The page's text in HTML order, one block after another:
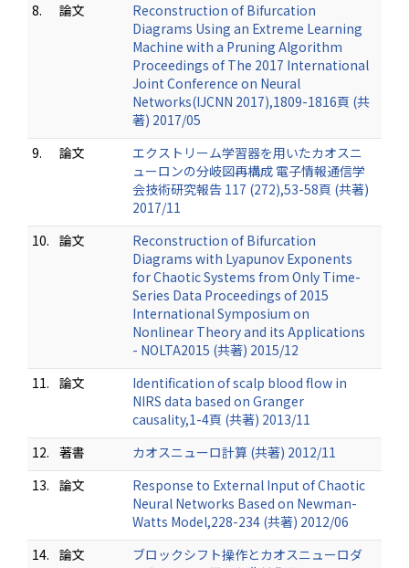
8.
論文
Reconstruction of Bifurcation
Diagrams Using an Extreme Learning
Machine with a Pruning Algorithm
Proceedings of The 2017 International
Joint Conference on Neural
Networks(IJCNN 2017),1809-1816頁 (共
著) 2017/05
9.
論文
エクストリーム学習器を用いたカオスニ
ューロンの分岐図再構成 電子情報通信学
会技術研究報告 117 (272),53-58頁 (共著)
2017/11
10. 論文
Reconstruction of Bifurcation
Diagrams with Lyapunov Exponents
for Chaotic Systems from Only Time-
Series Data Proceedings of 2015
International Symposium on
Nonlinear Theory and its Applications
- NOLTA2015 (共著) 2015/12
11. 論文
Identification of scalp blood flow in
NIRS data based on Granger
causality,1-4頁 (共著) 2013/11
12. 著書
カオスニューロ計算 (共著) 2012/11
13. 論文
Response to External Input of Chaotic
Neural Networks Based on Newman-
Watts Model,228-234 (共著) 2012/06
14. 論文
ブロックシフト操作とカオスニューロダ